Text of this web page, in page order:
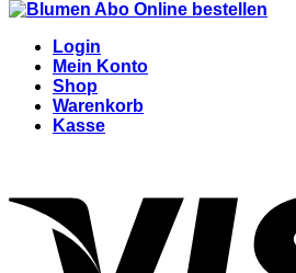
Login
Mein Konto
Shop
Warenkorb
Kasse